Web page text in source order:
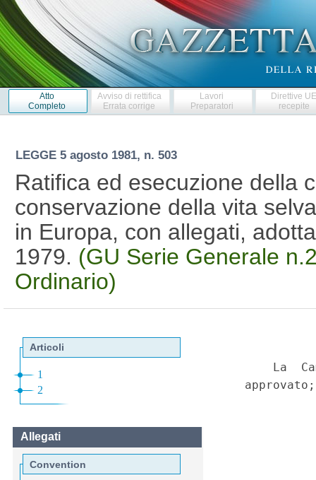
Atto
Completo
Avviso di rettifica
Errata corrige
Lavori
Preparatori
Direttive
recepite
LEGGE 5 agosto 1981, n. 503
Ratifica ed esecuzione della
conservazione della vita
in Europa, con allegati,
1979. (GU Serie Generale
Ordinario)